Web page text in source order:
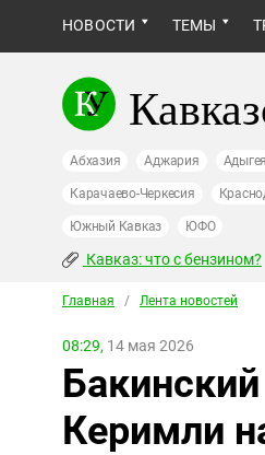
НОВОСТИ ТЕМЫ
Абхазия Аджария Адыгея
Карачаево-Черкесия
Южный Кавказ ЮФО
Кавказ: что с бензином?
Главная / Лента новостей
08:29, 14 мая 2026
Керимли